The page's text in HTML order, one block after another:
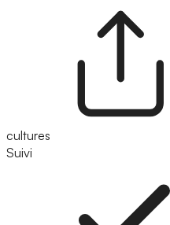
cultures
Suivi